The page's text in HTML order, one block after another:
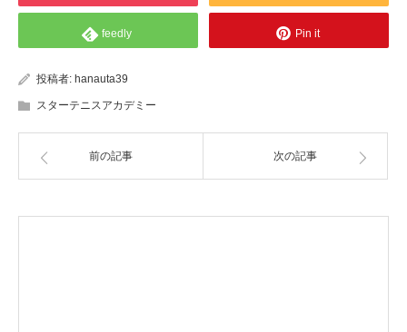
feedly Pin it
投稿者: hanauta39
スターテニスアカデミー
前の記事 次の記事